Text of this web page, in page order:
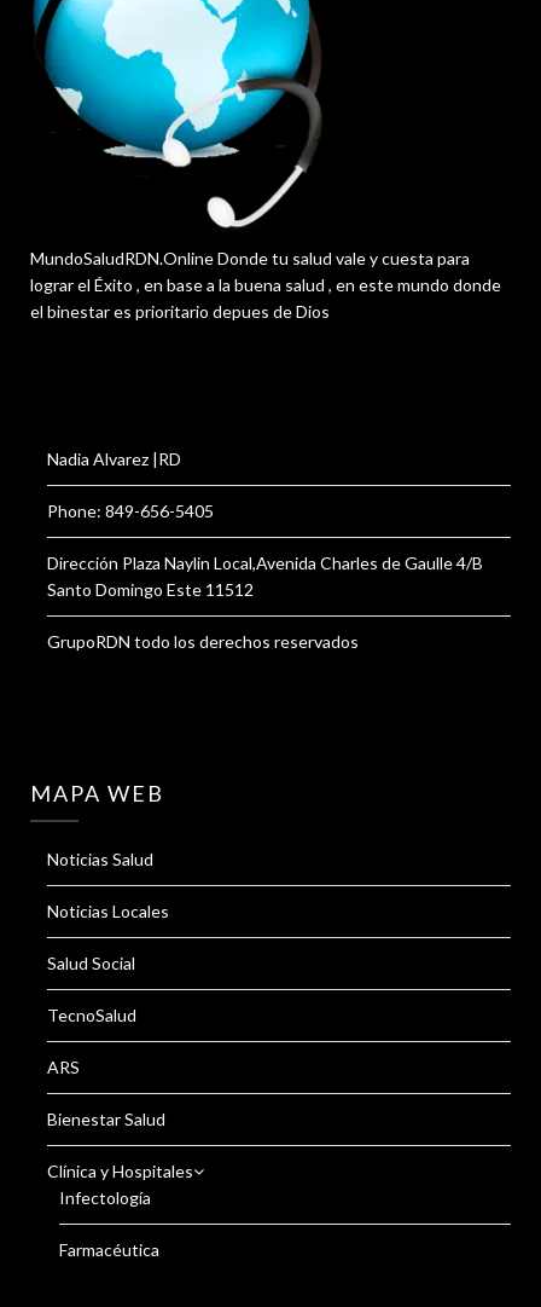
MundoSaludRDN.Online Donde tu salud vale y cuesta para
lograr el Éxito , en base a la buena salud , en este mundo donde
el binestar es prioritario depues de Dios
Nadia Alvarez |RD
Phone: 849-656-5405
Dirección Plaza Naylin Local,Avenida Charles de Gaulle 4/B
Santo Domingo Este 11512
GrupoRDN todo los derechos reservados
MAPA WEB
Noticias Salud
Noticias Locales
Salud Social
TecnoSalud
ARS
Bienestar Salud
Clínica y Hospitales
Infectología
Farmacéutica